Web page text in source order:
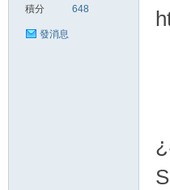
積分 648
發消息